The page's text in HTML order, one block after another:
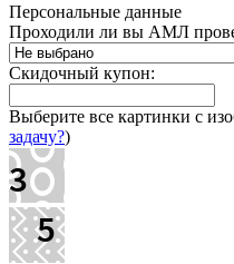
Персональные данные
Проходили ли вы АМЛ
Скидочный купон:
Выберите все картинки с
задачу?)